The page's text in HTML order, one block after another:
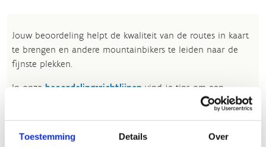
Toestemming Details Over
Jouw beoordeling helpt de kwaliteit van de routes in kaart
te brengen en andere mountainbikers te leiden naar de
fijnste plekken.
In onze beoordelingsrichtlijnen vind je tips om een
oprecht nuttige beoordeling te schrijven. Respecteer je
beoordelingen te verwijderen. Wij behouden ons het recht
om kleine aanpassingen aan te brengen in het